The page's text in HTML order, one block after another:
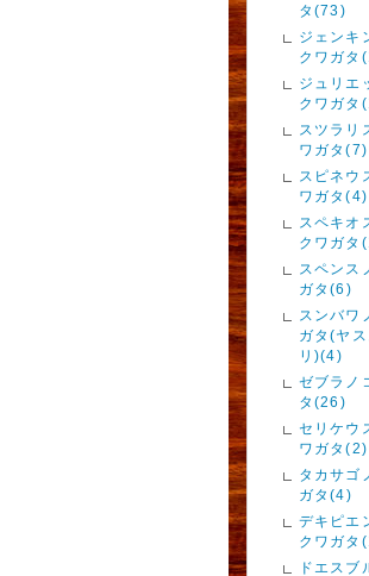
タ(73)
ジェンキ
クワガタ
ジュリエ
クワガタ
スツラリ
ワガタ(7)
スピネウ
ワガタ(4)
スペキオ
クワガタ
スペンス
ガタ(6)
スンバワ
ガタ(ヤ
リ)(4)
ゼブラノ
タ(26)
セリケウ
ワガタ(2)
タカサゴ
ガタ(4)
デキピエ
クワガタ
ドエスブ